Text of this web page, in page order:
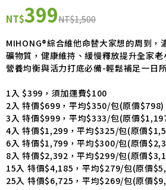
NT$399NT$1,500
MIHONG®綜合維他命替大家想的周到，
礦物質，健康維持、緩慢釋放提升全家老
營養均衡與活力打底必備-輕鬆補足一日
1入 $399，須加運費$100
2入 特價$699，平均$350/包(原價$798)
3入 特價$999，平均$333/包(原價
4入 特價$1,299，平均$325/包(原價
6入 特價$1,799，平均$300/包(原價
8入 特價$2,392，平均$299/包(原價
15入 特價$4,185，平均$279/包(原價
25入 特價$6,725，平均$269/包(原價